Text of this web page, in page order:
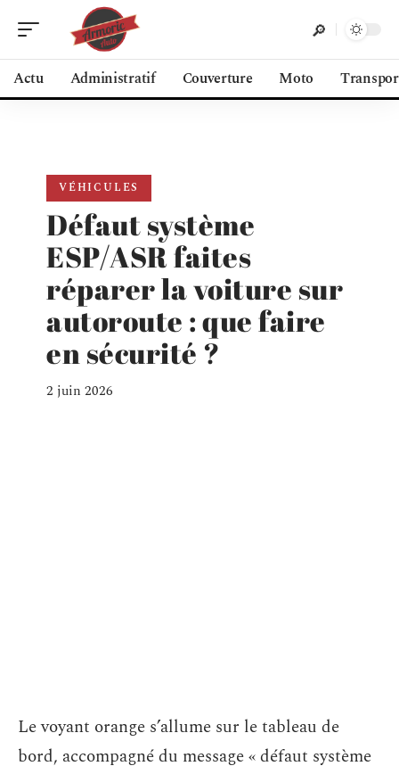
Actu Administratif Couverture Moto
VÉHICULES
Défaut système
ESP/ASR faites
réparer la voiture sur
autoroute : que faire
en sécurité ?
2 juin 2026
Le voyant orange s’allume sur le tableau de
bord, accompagné du message « défaut système